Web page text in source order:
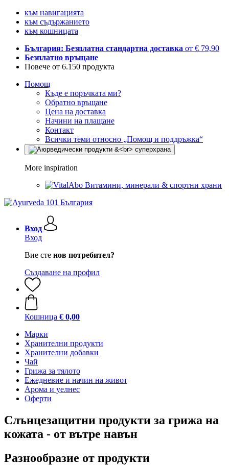
към навигацията
към съдържанието
към кошницата
България: Безплатна стандартна доставка от € 79,90
Безплатно връщане
Повече от 6.150 продукта
Помощ
Къде е поръчката ми?
Обратно връщане
Цена на доставка
Начини на плащане
Контакт
Всички теми относно „Помощ и поддръжка“
More inspiration
Витамини, минерали & спортни храни
Вход
Вход
Вие сте нов потребител?
Създаване на профил
Кошница € 0,00
Марки
Хранителни продукти
Хранителни добавки
Чай
Грижа за тялото
Ежедневие и начин на живот
Арома и уелнес
Оферти
Слънцезащитни продукти за грижа на
кожата - от вътре навън
Разнообразие от продукти